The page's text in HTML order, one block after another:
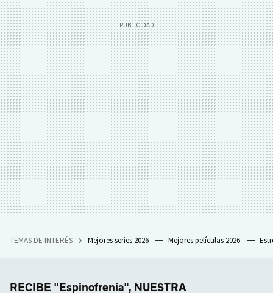
TEMAS DE INTERÉS Mejores series 2026 Mejores películas 2026
RECIBE "Espinofrenia", NUESTRA